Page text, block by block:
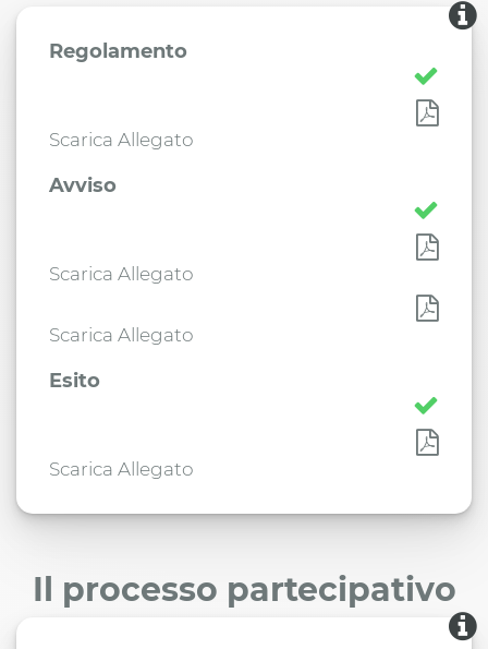
Regolamento
Scarica Allegato
Avviso
Scarica Allegato
Scarica Allegato
Esito
Scarica Allegato
Il processo partecipativo